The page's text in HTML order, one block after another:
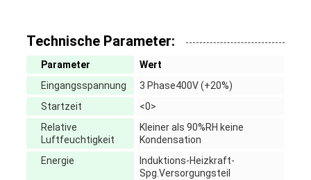
Technische Parameter:
Parameter
Wert
Eingangsspannung
3 Phase400V (+20%)
Startzeit
<0>
Relative
Luftfeuchtigkeit
Kleiner als 90%RH keine
Kondensation
Energie
Induktions-Heizkraft-
Spg.Versorgungsteil